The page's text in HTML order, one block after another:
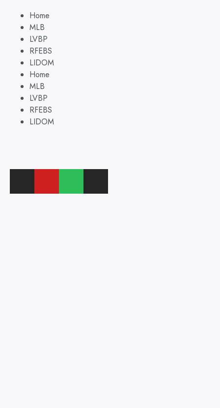
Home
MLB
LVBP
RFEBS
LIDOM
Home
MLB
LVBP
RFEBS
LIDOM